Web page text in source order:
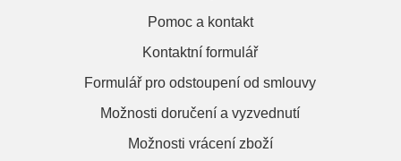
Pomoc a kontakt
Kontaktní formulář
Formulář pro odstoupení od smlouvy
Možnosti doručení a vyzvednutí
Možnosti vrácení zboží